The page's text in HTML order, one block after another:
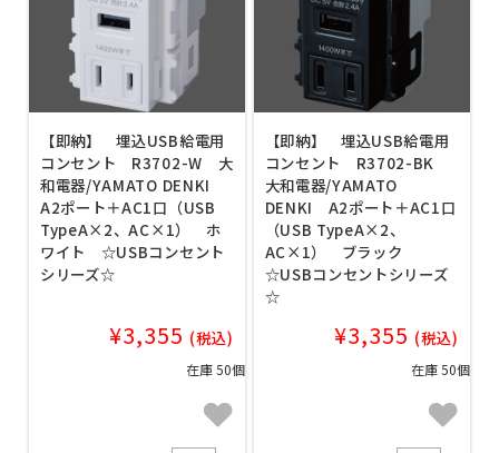
【即納】 埋込USB給電用
コンセント R3702-W 大
和電器/YAMATO DENKI
A2ポート＋AC1口（USB
TypeA×2、AC×1） ホ
ワイト ☆USBコンセント
シリーズ☆
¥3,355 (税込)
在庫 50個
【即納】 埋込USB給電用
コンセント R3702-BK
大和電器/YAMATO
DENKI A2ポート＋AC1口
（USB TypeA×2、
AC×1） ブラック
☆USBコンセントシリーズ
☆
¥3,355 (税込)
在庫 50個